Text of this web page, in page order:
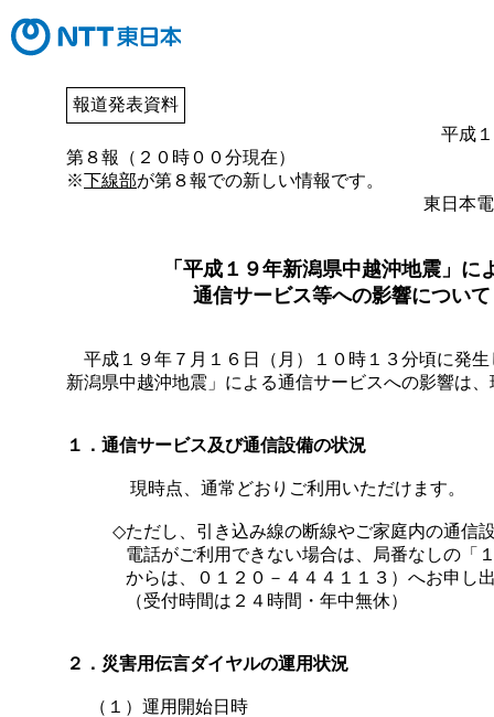
報道発表資料
平成
第８報（２０時００分現在）
※下線部が第８報での新しい情報です。
東日本
「平成１９年新潟県中越沖地震」に
通信サービス等への影響について
平成１９年７月１６日（月）１０時１３分頃に発生
新潟県中越沖地震」による通信サービスへの影響は
１．通信サービス及び通信設備の状況
現時点、通常どおりご利用いただけます。
◇ただし、引き込み線の断線やご家庭内の通信
電話がご利用できない場合は、局番なしの「
からは、０１２０－４４４１１３）へお申し
（受付時間は２４時間・年中無休）
２．災害用伝言ダイヤルの運用状況
（１）運用開始日時